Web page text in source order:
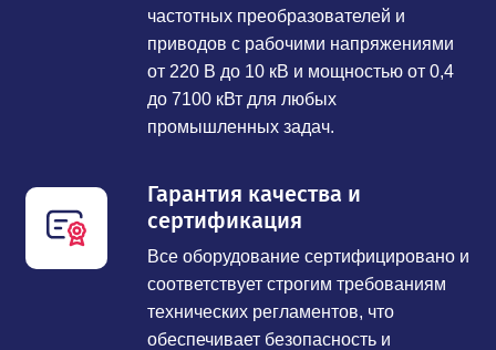
частотных преобразователей и
приводов с рабочими напряжениями
от 220 В до 10 кВ и мощностью от 0,4
до 7100 кВт для любых
промышленных задач.
Гарантия качества и
сертификация
Все оборудование сертифицировано и
соответствует строгим требованиям
технических регламентов, что
обеспечивает безопасность и